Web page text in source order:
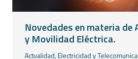
Novedades en materia de
y Movilidad Eléctrica.
Actualidad,Electricidad y